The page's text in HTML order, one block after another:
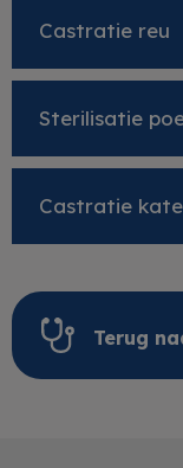
Castratie reu
Sterilisatie
Castratie
Terug